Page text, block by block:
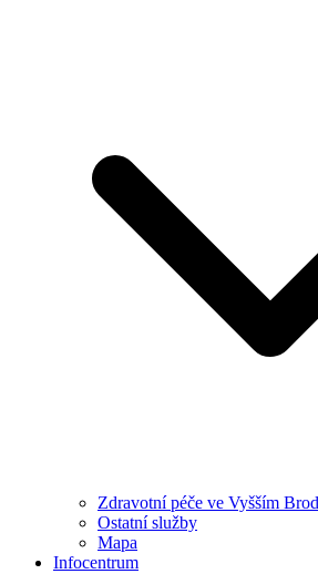
Zdravotní péče ve Vyšším
Ostatní služby
Mapa
Infocentrum